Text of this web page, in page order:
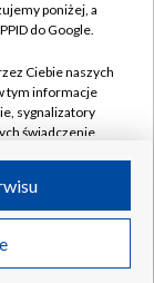
poniżej, a
do Google.
Ciebie naszych
tym informacje
sygnalizatory
świadczenie
Ciebie
identyfikatory